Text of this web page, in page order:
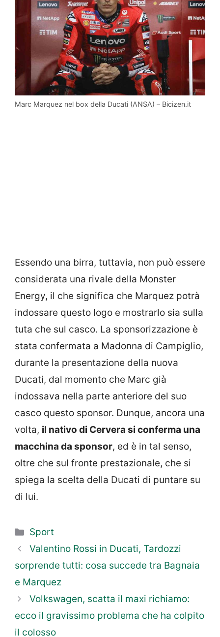
Marc Marquez nel box della Ducati (ANSA) – Bicizen.it
Essendo una birra, tuttavia, non può essere
considerata una rivale della Monster
Energy, il che significa che Marquez potrà
indossare questo logo e mostrarlo sia sulla
tuta che sul casco. La sponsorizzazione è
stata confermata a Madonna di Campiglio,
durante la presentazione della nuova
Ducati, dal momento che Marc già
indossava nella parte anteriore del suo
casco questo sponsor. Dunque, ancora una
volta, il nativo di Cervera si conferma una
macchina da sponsor, ed è in tal senso,
oltre che sul fronte prestazionale, che si
spiega la scelta della Ducati di puntare su
di lui.
Categorie
Sport
Valentino Rossi in Ducati, Tardozzi
sorprende tutti: cosa succede tra Bagnaia
e Marquez
Volkswagen, scatta il maxi richiamo:
ecco il gravissimo problema che ha colpito
il colosso